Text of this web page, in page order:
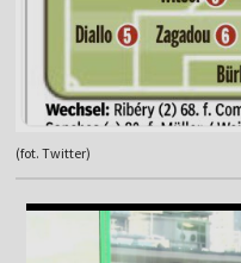
(fot. Twitter)